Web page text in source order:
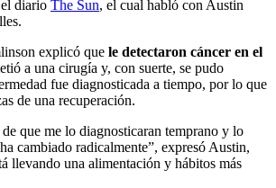
diario The Sun, el cual habló con Austin
explicó que le detectaron cáncer en el
a una cirugía y, con suerte, se pudo
fue diagnosticada a tiempo, por lo que
de una recuperación.
que me lo diagnosticaran temprano y lo
cambiado radicalmente”, expresó Austin,
llevando una alimentación y hábitos más